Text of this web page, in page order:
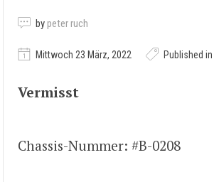
by peter ruch
Mittwoch 23 März, 2022 Published in
Vermisst
Chassis-Nummer: #B-0208